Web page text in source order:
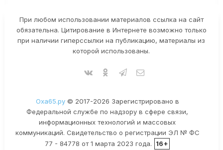
При любом использовании материалов ссылка на сайт
обязательна. Цитирование в Интернете возможно только
при наличии гиперссылки на публикацию, материалы из
которой использованы.
Оха65.ру© 2017-2026 Зарегистрировано в
Федеральной службе по надзору в сфере связи,
информационных технологий и массовых
коммуникаций. Свидетельство о регистрации ЭЛ № ФС
77 - 84778 от 1 марта 2023 года.
16+